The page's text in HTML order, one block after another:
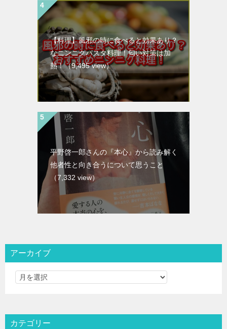
【料理】風邪の時に食べると効果あり？
なニンニクパスタ料理！匂い対策は加
熱！（9,495 view）
平野啓一郎さんの『本心』から読み解く
他者性と向き合うについて思うこと
（7,332 view）
アーカイブ
カテゴリー